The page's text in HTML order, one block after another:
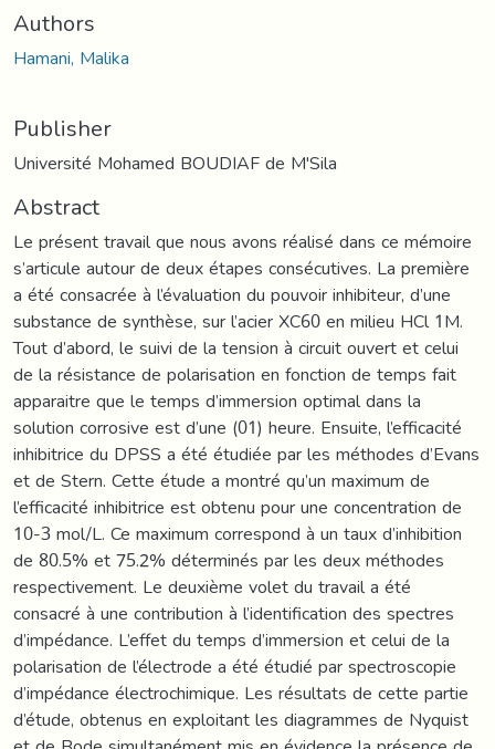
Authors
Hamani, Malika
Publisher
Université Mohamed BOUDIAF de M'Sila
Abstract
Le présent travail que nous avons réalisé dans ce mémoire
s’articule autour de deux étapes consécutives. La première
a été consacrée à l’évaluation du pouvoir inhibiteur, d’une
substance de synthèse, sur l’acier XC60 en milieu HCl 1M.
Tout d’abord, le suivi de la tension à circuit ouvert et celui
de la résistance de polarisation en fonction de temps fait
apparaitre que le temps d’immersion optimal dans la
solution corrosive est d’une (01) heure. Ensuite, l’efficacité
inhibitrice du DPSS a été étudiée par les méthodes d’Evans
et de Stern. Cette étude a montré qu’un maximum de
l’efficacité inhibitrice est obtenu pour une concentration de
10-3 mol/L. Ce maximum correspond à un taux d’inhibition
de 80.5% et 75.2% déterminés par les deux méthodes
respectivement. Le deuxième volet du travail a été
consacré à une contribution à l’identification des spectres
d’impédance. L’effet du temps d’immersion et celui de la
polarisation de l’électrode a été étudié par spectroscopie
d’impédance électrochimique. Les résultats de cette partie
d’étude, obtenus en exploitant les diagrammes de Nyquist